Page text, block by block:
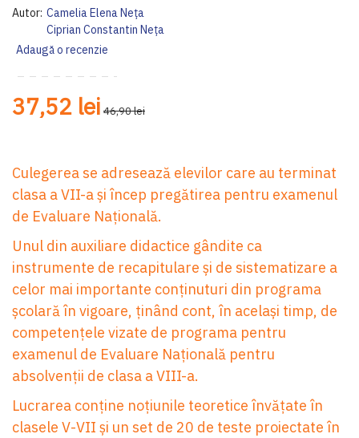
Autor: Camelia Elena Neța
Ciprian Constantin Neța
Adaugă o recenzie
37,52 lei 46,90 lei
Culegerea se adresează elevilor care au terminat
clasa a VII-a și încep pregătirea pentru examenul
de Evaluare Națională.
Unul din auxiliare didactice gândite ca
instrumente de recapitulare și de sistematizare a
celor mai importante conținuturi din programa
școlară în vigoare, ţinând cont, în același timp, de
competenţele vizate de programa pentru
examenul de Evaluare Națională pentru
absolvenţii de clasa a VIII-a.
Lucrarea conține noțiunile teoretice învățate în
clasele V-VII și un set de 20 de teste proiectate în
images
gallery